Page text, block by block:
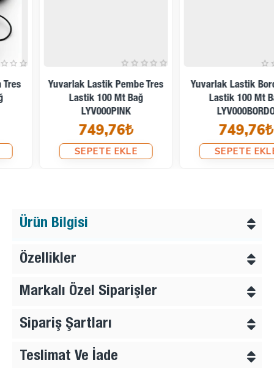
Yuvarlak Lastik Pembe Tres
Lastik 100 Mt Bağ
LYV000PINK
749,76₺
SEPETE EKLE
Yuvarlak Lastik Bordo Tres
Lastik 100 Mt Bağ
LYV000BORDO
749,76₺
SEPETE EKLE
Ürün Bilgisi
Özellikler
Markalı Özel Siparişler
Sipariş Şartları
Teslimat Ve İade